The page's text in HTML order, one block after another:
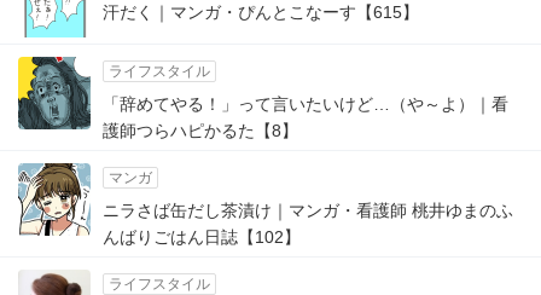
汗だく｜マンガ・ぴんとこなーす【615】
ライフスタイル
「辞めてやる！」って言いたいけど…（や～よ）｜看
護師つらハピかるた【8】
マンガ
ニラさば缶だし茶漬け｜マンガ・看護師 桃井ゆまのふ
んばりごはん日誌【102】
ライフスタイル